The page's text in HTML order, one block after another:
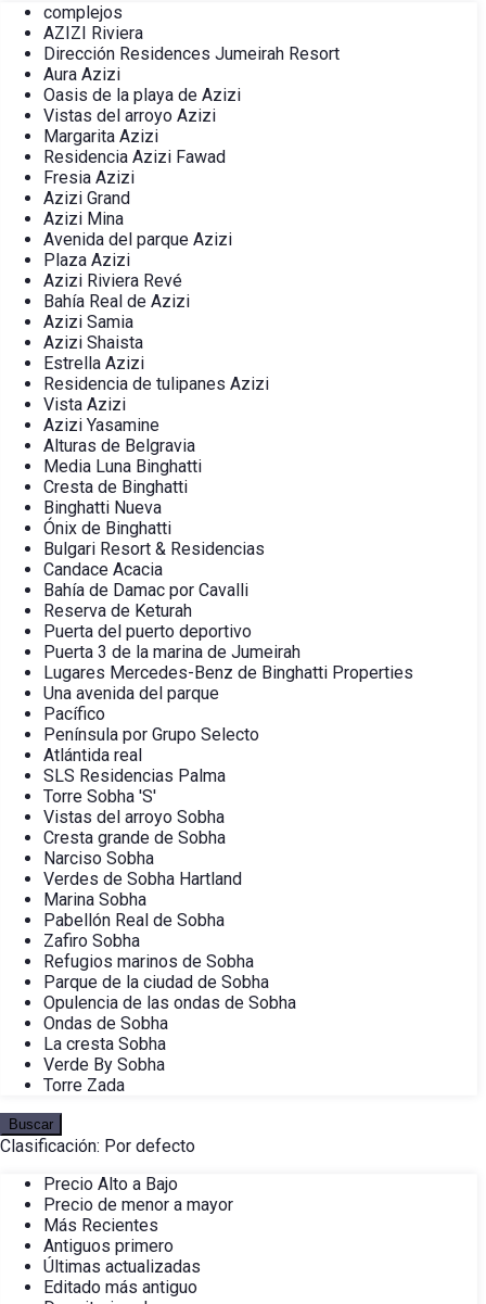
complejos
AZIZI Riviera
Dirección Residences Jumeirah Resort
Aura Azizi
Oasis de la playa de Azizi
Vistas del arroyo Azizi
Margarita Azizi
Residencia Azizi Fawad
Fresia Azizi
Azizi Grand
Azizi Mina
Avenida del parque Azizi
Plaza Azizi
Azizi Riviera Revé
Bahía Real de Azizi
Azizi Samia
Azizi Shaista
Estrella Azizi
Residencia de tulipanes Azizi
Vista Azizi
Azizi Yasamine
Alturas de Belgravia
Media Luna Binghatti
Cresta de Binghatti
Binghatti Nueva
Ónix de Binghatti
Bulgari Resort & Residencias
Candace Acacia
Bahía de Damac por Cavalli
Reserva de Keturah
Puerta del puerto deportivo
Puerta 3 de la marina de Jumeirah
Lugares Mercedes-Benz de Binghatti Properties
Una avenida del parque
Pacífico
Península por Grupo Selecto
Atlántida real
SLS Residencias Palma
Torre Sobha 'S'
Vistas del arroyo Sobha
Cresta grande de Sobha
Narciso Sobha
Verdes de Sobha Hartland
Marina Sobha
Pabellón Real de Sobha
Zafiro Sobha
Refugios marinos de Sobha
Parque de la ciudad de Sobha
Opulencia de las ondas de Sobha
Ondas de Sobha
La cresta Sobha
Verde By Sobha
Torre Zada
Buscar
Clasificación: Por defecto
Precio Alto a Bajo
Precio de menor a mayor
Más Recientes
Antiguos primero
Últimas actualizadas
Editado más antiguo